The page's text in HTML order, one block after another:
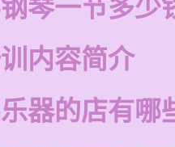
琴一节多少
内容简介
器的店有哪